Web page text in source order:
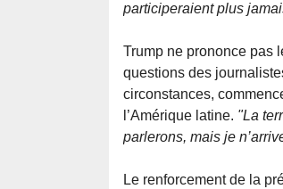
participeraient plus
Trump ne prononce pas
questions des
circonstances,
l’Amérique latine. "La
parlerons, mais je
Le renforcement de la